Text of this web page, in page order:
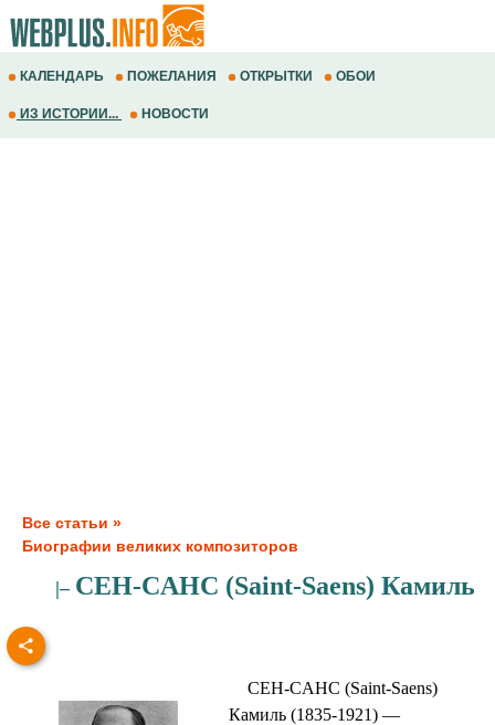
КАЛЕНДАРЬ ПОЖЕЛАНИЯ ОТКРЫТКИ ОБОИ
ИЗ ИСТОРИИ... НОВОСТИ
Все статьи »
Биографии великих композиторов
|– CEH-CAHC (Saint-Saens) Камиль
CEH-CAHC (Saint-Saens)
Камиль (1835-1921) —